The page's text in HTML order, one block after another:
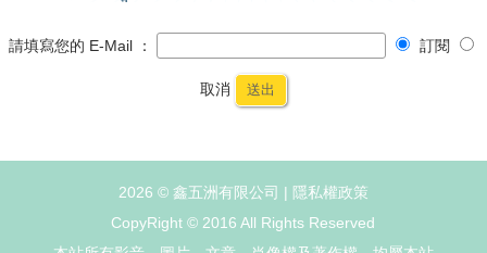
請填寫您的 E-Mail ： 訂閱
取消 送出
2026 © 鑫五洲有限公司 | 隱私權政策
CopyRight © 2016 All Rights Reserved